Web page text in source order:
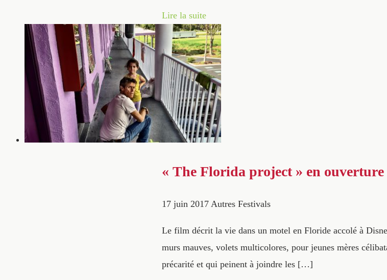
Lire la suite
« The Florida project » en
17 juin 2017 Autres Festivals
Le film décrit la vie dans un motel en Floride accolé à
murs mauves, volets multicolores, pour jeunes mères
précarité et qui peinent à joindre les […]